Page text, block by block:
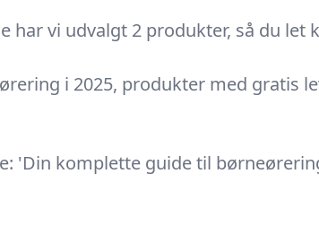
har vi udvalgt 2 produkter, så du let
i 2025, produkter med gratis
'Din komplette guide til